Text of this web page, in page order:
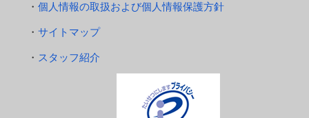
個人情報の取扱および個人情報保護方針
サイトマップ
スタッフ紹介